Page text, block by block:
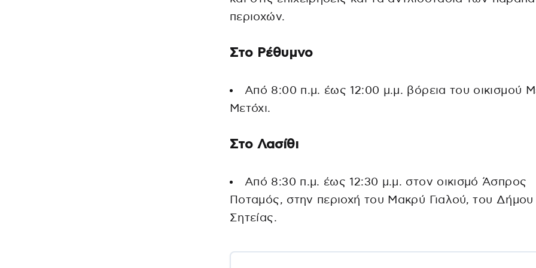
περιοχών.
Στο Ρέθυμνο
Από 8:00 π.μ. έως 12:00 μ.μ. βόρεια του οικισμού
Μετόχι.
Στο Λασίθι
Από 8:30 π.μ. έως 12:30 μ.μ. στον οικισμό Άσπρος
Ποταμός, στην περιοχή του Μακρύ Γιαλού, του Δήμου
Σητείας.